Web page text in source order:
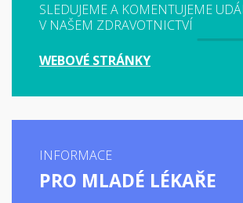
SLEDUJEME A KOMENTUJEME
V NAŠEM ZDRAVOTNICTVÍ
WEBOVÉ STRÁNKY
INFORMACE
PRO MLADÉ LÉKAŘE